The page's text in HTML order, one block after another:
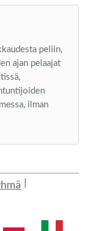
peliin,
ajan pelaajat
ilman